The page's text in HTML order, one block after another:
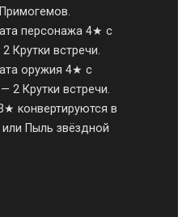
персонажа 4★ с
Крутки встречи.
оружия 4★ с
2 Крутки встречи.
конвертируются в
Пыль звёздной